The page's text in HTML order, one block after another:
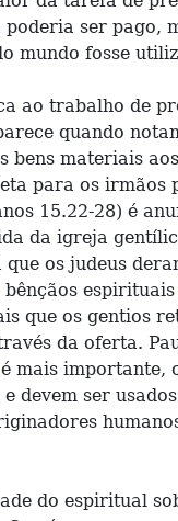
ser pago,
mundo fosse
ao trabalho de
quando
bens materiais
para os irmãos
15.22-28) é
da igreja
os judeus
que os gentios
da oferta.
mais importante,
devem ser
do espiritual